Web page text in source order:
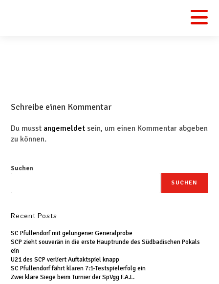
Schreibe einen Kommentar
Du musst angemeldet sein, um einen Kommentar abgeben
zu können.
Suchen
SUCHEN
Recent Posts
SC Pfullendorf mit gelungener Generalprobe
SCP zieht souverän in die erste Hauptrunde des Südbadischen Pokals
ein
U21 des SCP verliert Auftaktspiel knapp
SC Pfullendorf fährt klaren 7:1-Testspielerfolg ein
Zwei klare Siege beim Turnier der SpVgg F.A.L.